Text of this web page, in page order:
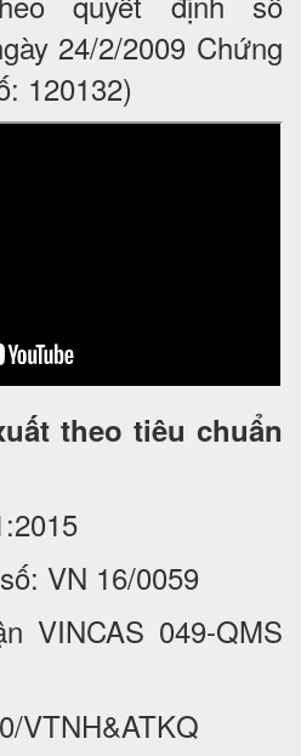
24/2/2009 Chứng
120132)
theo tiêu chuẩn
VN 16/0059
049-QMS
VTNH&ATKQ